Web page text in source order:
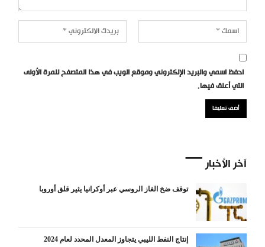
احفظ اسمي والبريد الإلكتروني وموقع الويب في هذا المتصفح للمرة الأولى
التي أعلق فيها.
آخر الأخبار
توقف ضخ الغاز الروسي عبر أوكرانيا يثير قلق أوروبا
إنتاج النفط الليبي يتجاوز المعدل المحدد لعام 2024